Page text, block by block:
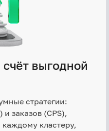
выгодной
стратегии:
заказов (CPS),
кластеру,